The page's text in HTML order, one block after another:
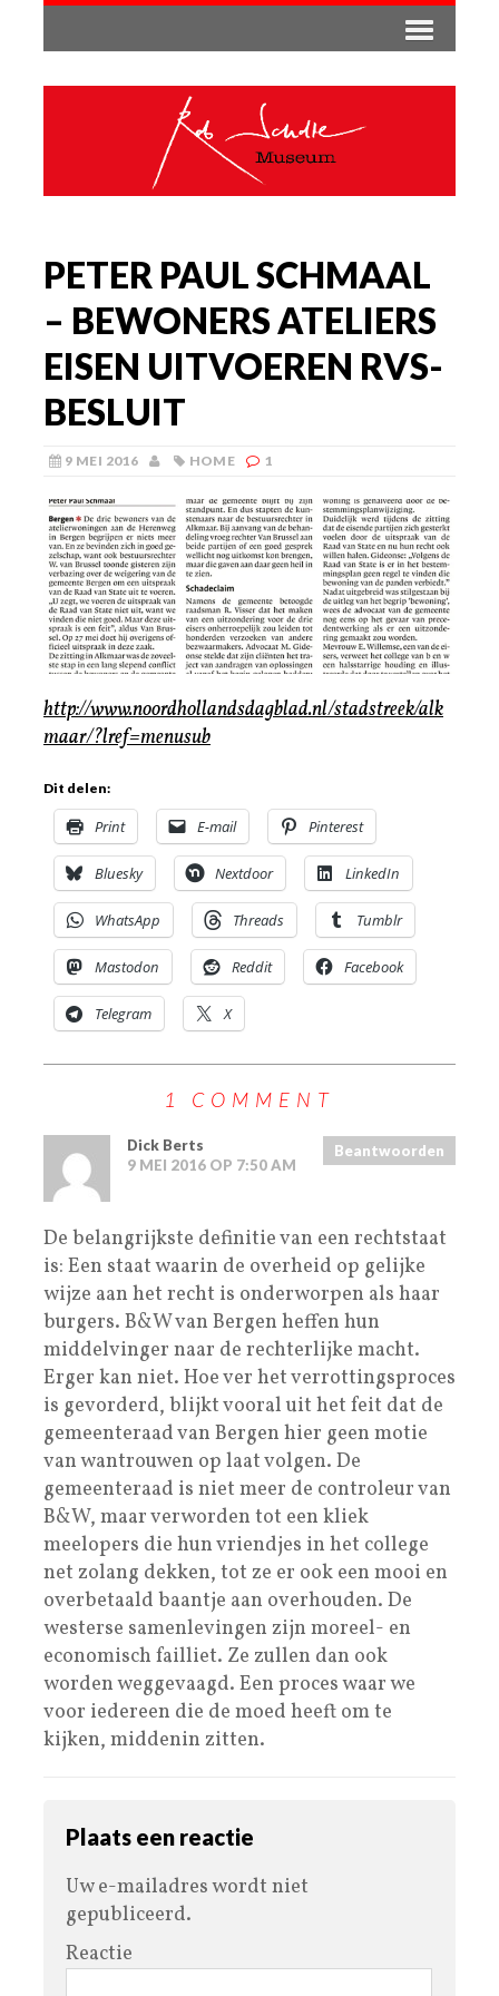
PETER PAUL SCHMAAL
– BEWONERS ATELIERS
EISEN UITVOEREN RVS-
BESLUIT
9 MEI 2016 HOME 1
http://www.noordhollandsdagblad.nl/stadstreek/alk
maar/?lref=menusub
Dit delen:
Print E-mail Pinterest
Bluesky Nextdoor LinkedIn
WhatsApp Threads Tumblr
Mastodon Reddit Facebook
Telegram X
1 COMMENT
Dick Berts
9 MEI 2016 OP 7:50 AM
Beantwoorden
De belangrijkste definitie van een rechtstaat
is: Een staat waarin de overheid op gelijke
wijze aan het recht is onderworpen als haar
burgers. B&W van Bergen heffen hun
middelvinger naar de rechterlijke macht.
Erger kan niet. Hoe ver het verrottingsproces
is gevorderd, blijkt vooral uit het feit dat de
gemeenteraad van Bergen hier geen motie
van wantrouwen op laat volgen. De
gemeenteraad is niet meer de controleur van
B&W, maar verworden tot een kliek
meelopers die hun vriendjes in het college
net zolang dekken, tot ze er ook een mooi en
overbetaald baantje aan overhouden. De
westerse samenlevingen zijn moreel- en
economisch failliet. Ze zullen dan ook
worden weggevaagd. Een proces waar we
voor iedereen die de moed heeft om te
kijken, middenin zitten.
Plaats een reactie
Uw e-mailadres wordt niet
gepubliceerd.
Reactie